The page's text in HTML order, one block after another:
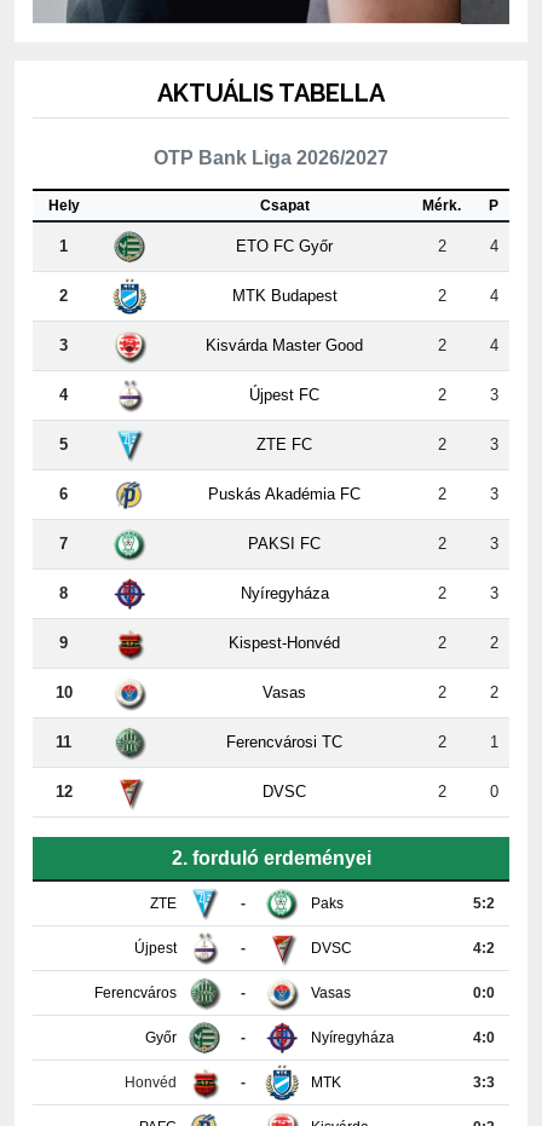
OTP Bank Liga 2026/2027
Csapat
1 ETO FC Győr 2 4
2 MTK Budapest 2 4
3 Kisvárda Master Good 2 4
4 Újpest FC 2 3
5 ZTE FC 2 3
6 Puskás Akadémia FC 2 3
7 PAKSI FC 2 3
8 Nyíregyháza 2 3
9 Kispest-Honvéd 2 2
10 Vasas 2 2
11 Ferencvárosi TC 2 1
12 DVSC 2 0
ZTE - Paks
Újpest DVSC 4:2
Ferencváros Vasas 0:0
Győr Nyíregyháza 4:0
Honvéd MTK 3:3
PAFC Kisvárda 0:2